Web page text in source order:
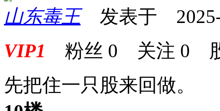
山东毒王发表于 2025-
VIP1 粉丝 0 关注 0
先把住一只股来回做。